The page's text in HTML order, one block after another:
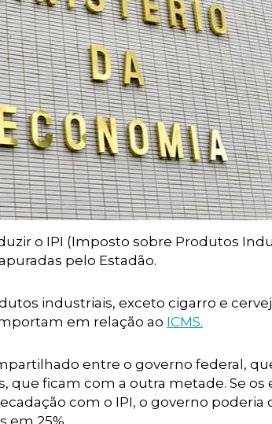
o IPI (Imposto sobre Produtos
pelo Estadão.
industriais, exceto cigarro e
em relação ao ICMS.
entre o governo federal,
que ficam com a outra metade. Se
com o IPI, o governo poderia
em 25%.